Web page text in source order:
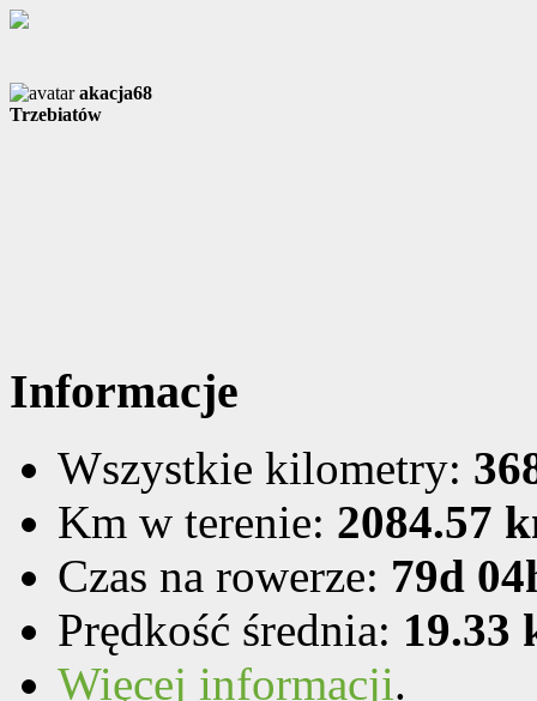
akacja68
Trzebiatów
Informacje
Wszystkie kilometry:
Km w terenie: 2084.57
Czas na rowerze: 79d
Prędkość średnia: 19.33
Więcej informacji.